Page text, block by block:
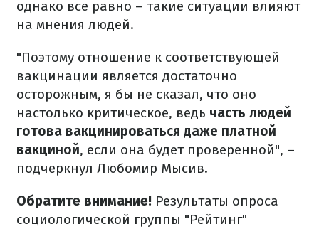
однако все равно – такие ситуации влияют
на мнения людей.
"Поэтому отношение к соответствующей
вакцинации является достаточно
осторожным, я бы не сказал, что оно
настолько критическое, ведь часть людей
готова вакцинироваться даже платной
вакциной, если она будет проверенной", –
подчеркнул Любомир Мысив.
Обратите внимание! Результаты опроса
социологической группы "Рейтинг"